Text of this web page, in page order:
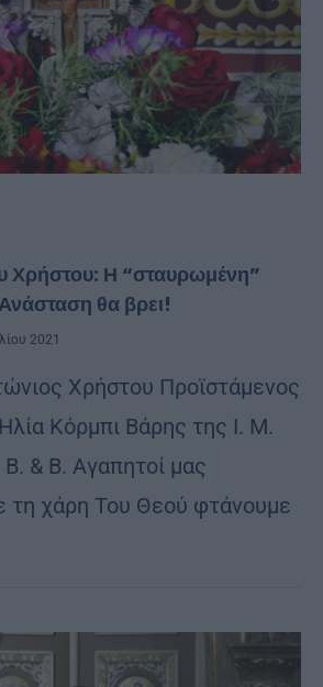
Χρήστου: Η “σταυρωμένη”
θα βρει!
2021
Χρήστου Προϊστάμενος
Κόρμπι Βάρης της Ι. Μ.
& Β. Αγαπητοί μας
τη χάρη Του Θεού φτάνουμε